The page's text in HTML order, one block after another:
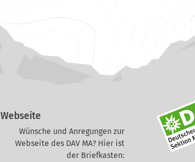
Webseite
Wünsche und Anregungen zur
Webseite des DAV MA? Hier ist
der Briefkasten: